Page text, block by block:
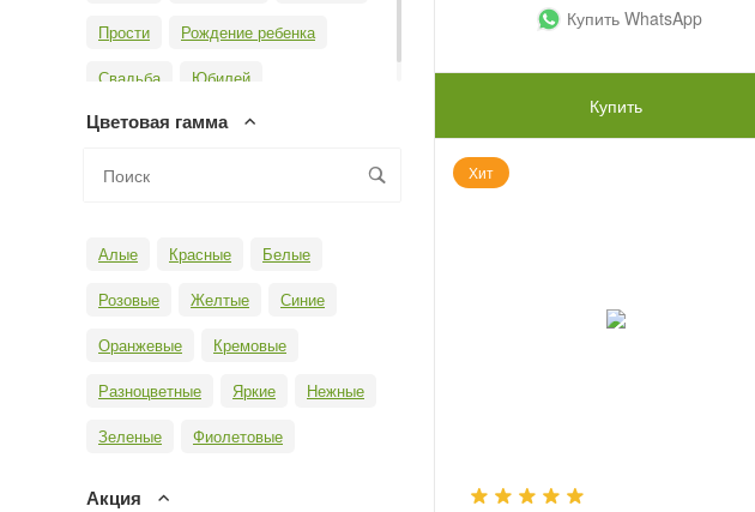
Прости
Рождение ребенка
Свадьба
Юбилей
Цветовая гамма
Алые Красные
Белые
Розовые
Желтые
Синие
Оранжевые
Кремовые
Разноцветные
Яркие
Нежные
Зеленые
Фиолетовые
Акция
Купить WhatsApp
Купить
Хит